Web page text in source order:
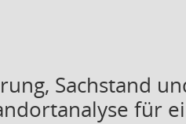
Sachstand
für